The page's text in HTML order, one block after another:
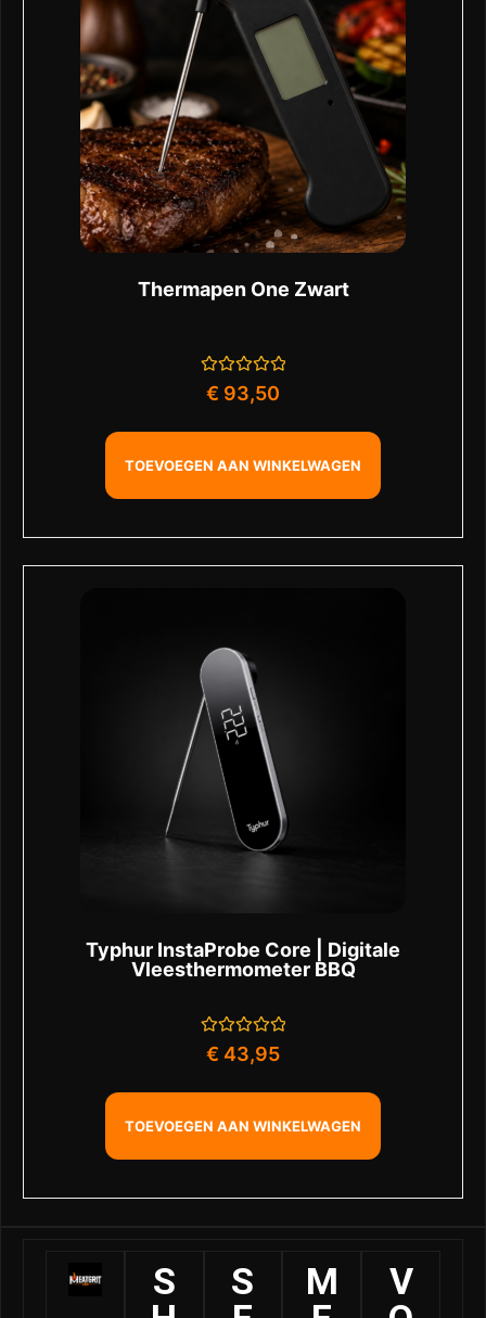
Thermapen One Zwart
Gewaardeerd
5
€ 93,50
TOEVOEGEN AAN WINKELWAGEN
Typhur InstaProbe Core | Digitale
Vleesthermometer BBQ
Gewaardeerd
5
€ 43,95
TOEVOEGEN AAN WINKELWAGEN
S
S
M
V